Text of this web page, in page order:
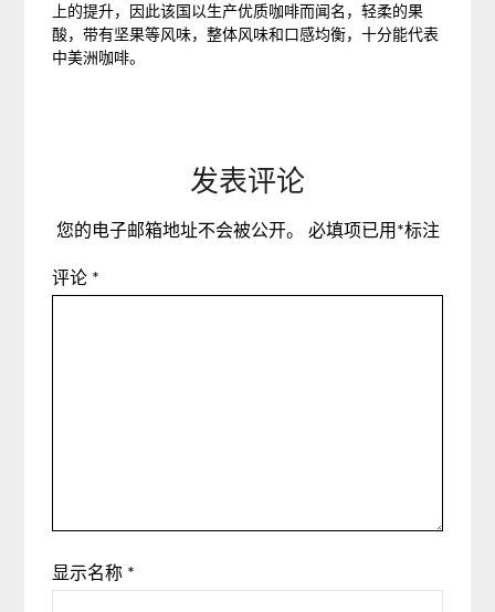
上的提升，因此该国以生产优质咖啡而闻名，轻柔的果
酸，带有坚果等风味，整体风味和口感均衡，十分能代表
中美洲咖啡。
发表评论
您的电子邮箱地址不会被公开。 必填项已用 *标注
评论 *
显示名称 *